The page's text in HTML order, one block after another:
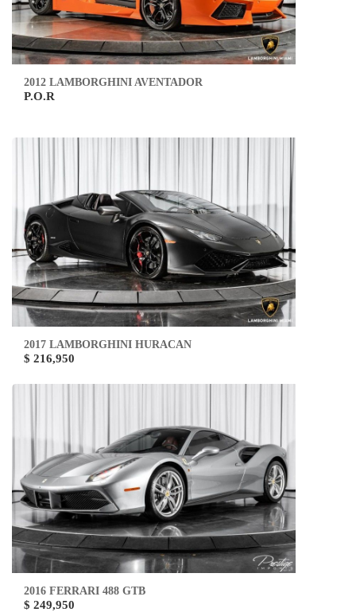
2012 LAMBORGHINI AVENTADOR
P.O.R
2017 LAMBORGHINI HURACAN
$ 216,950
2016 FERRARI 488 GTB
$ 249,950